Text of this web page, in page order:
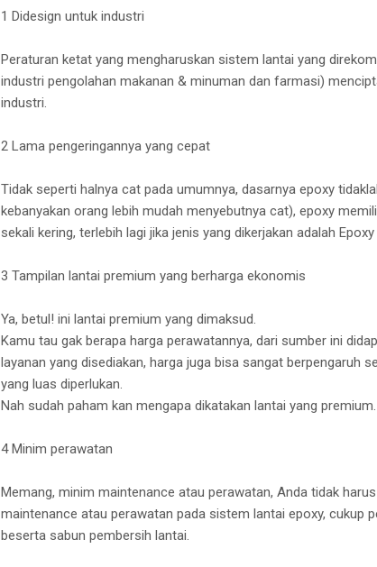
1 Didesign untuk industri
Peraturan ketat yang mengharuskan sistem lantai yang
industri pengolahan makanan & minuman dan farmasi)
industri.
2 Lama pengeringannya yang cepat
Tidak seperti halnya cat pada umumnya, dasarnya epoxy
kebanyakan orang lebih mudah menyebutnya cat), epoxy
sekali kering, terlebih lagi jika jenis yang dikerjakan adalah
3 Tampilan lantai premium yang berharga ekonomis
Ya, betul! ini lantai premium yang dimaksud.
Kamu tau gak berapa harga perawatannya, dari sumber ini
layanan yang disediakan, harga juga bisa sangat berpengaruh
yang luas diperlukan.
Nah sudah paham kan mengapa dikatakan lantai yang premium.
4 Minim perawatan
Memang, minim maintenance atau perawatan, Anda tidak
maintenance atau perawatan pada sistem lantai epoxy, cukup
beserta sabun pembersih lantai.